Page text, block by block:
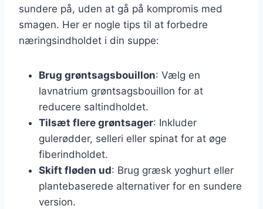
sundere på, uden at gå på kompromis med
smagen. Her er nogle tips til at forbedre
næringsindholdet i din suppe:
Brug grøntsagsbouillon: Vælg en
lavnatrium grøntsagsbouillon for at
reducere saltindholdet.
Tilsæt flere grøntsager: Inkluder
gulerødder, selleri eller spinat for at øge
fiberindholdet.
Skift fløden ud: Brug græsk yoghurt eller
plantebaserede alternativer for en sundere
version.